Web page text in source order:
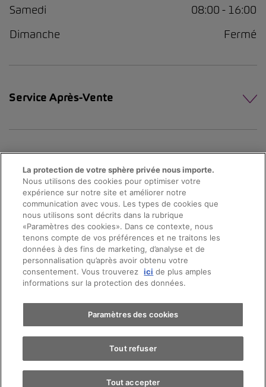
Prendre rendez-vous
Essai sur route
Trouver une voiture
Samedi
08:00 - 16:00
Dimanche
Fermé
Service Après-Vente
© 2026 AMAG Automobiles et Moteurs SA
Protection des données
Mentions légales
Conseil en ligne mentions légales
Impressum
Conditions générales
Emplois CFTS CGDV
La protection de votre sphère privée nous importe.
Nous utilisons des cookies pour optimiser votre
expérience sur notre site et améliorer notre
communication avec vous. Les types de cookies que
nous utilisons sont décrits dans la rubrique
«Paramètres des cookies». Dans ce contexte, nous
tenons compte de vos préférences et ne traitons les
données à des fins de marketing, d’analyse et de
personnalisation qu’après avoir obtenu votre
consentement. Vous trouverez ici de plus amples
informations sur la protection des données.
Paramètres des cookies
Tout refuser
Tout accepter